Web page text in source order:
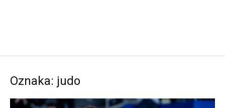
Oznaka: judo